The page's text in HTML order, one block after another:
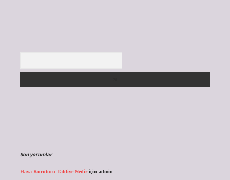
Son yorumlar
Hava Kurutucu Tahliye Nediriçin admin